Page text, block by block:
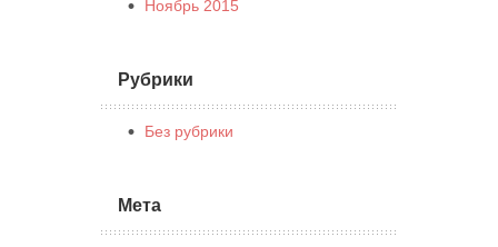
Ноябрь 2015
Рубрики
Без рубрики
Мета